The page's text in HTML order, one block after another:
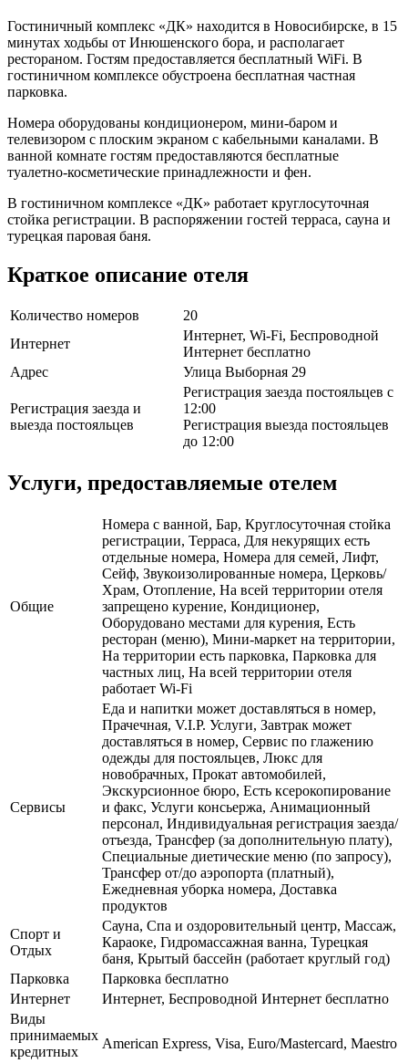
Гостиничный комплекс «ДК» находится в Новосибирске, в 15
минутах ходьбы от Инюшенского бора, и располагает
рестораном. Гостям предоставляется бесплатный WiFi. В
гостиничном комплексе обустроена бесплатная частная
парковка.
Номера оборудованы кондиционером, мини-баром и
телевизором с плоским экраном с кабельными каналами. В
ванной комнате гостям предоставляются бесплатные
туалетно-косметические принадлежности и фен.
В гостиничном комплексе «ДК» работает круглосуточная
стойка регистрации. В распоряжении гостей терраса, сауна и
турецкая паровая баня.
Краткое описание отеля
Количество номеров
20
Интернет
Интернет, Wi-Fi, Беспроводной
Интернет бесплатно
Адрес
Улица Выборная 29
Регистрация заезда и
выезда постояльцев
Регистрация заезда постояльцев с
12:00
Регистрация выезда постояльцев
до 12:00
Услуги, предоставляемые отелем
Общие
Номера с ванной, Бар, Круглосуточная стойка
регистрации, Терраса, Для некурящих есть
отдельные номера, Номера для семей, Лифт,
Сейф, Звукоизолированные номера, Церковь/
Храм, Отопление, На всей территории отеля
запрещено курение, Кондиционер,
Оборудовано местами для курения, Есть
ресторан (меню), Мини-маркет на территории,
На территории есть парковка, Парковка для
частных лиц, На всей территории отеля
работает Wi-Fi
Сервисы
Еда и напитки может доставляться в номер,
Прачечная, V.I.P. Услуги, Завтрак может
доставляться в номер, Сервис по глажению
одежды для постояльцев, Люкс для
новобрачных, Прокат автомобилей,
Экскурсионное бюро, Есть ксерокопирование
и факс, Услуги консьержа, Анимационный
персонал, Индивидуальная регистрация заезда/
отъезда, Трансфер (за дополнительную плату),
Специальные диетические меню (по запросу),
Трансфер от/до аэропорта (платный),
Ежедневная уборка номера, Доставка
продуктов
Спорт и
Отдых
Сауна, Спа и оздоровительный центр, Массаж,
Караоке, Гидромассажная ванна, Турецкая
баня, Крытый бассейн (работает круглый год)
Парковка
Парковка бесплатно
Интернет
Интернет, Беспроводной Интернет бесплатно
Виды
принимаемых
кредитных
American Express, Visa, Euro/Mastercard, Maestro